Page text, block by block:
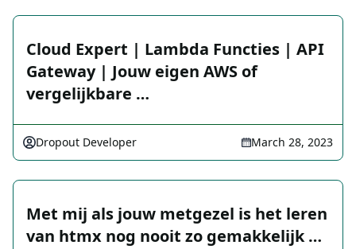
Cloud Expert | Lambda Functies | API
Gateway | Jouw eigen AWS of
vergelijkbare …
Dropout Developer March 28, 2023
Met mij als jouw metgezel is het leren
van htmx nog nooit zo gemakkelijk …